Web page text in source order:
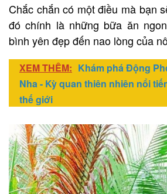
Chắc chắn có một điều mà bạn
đó chính là những bữa ăn
bình yên đẹp đến nao lòng của
XEM THÊM: Khám phá Động
Nha - Kỳ quan thiên nhiên nổi
thế giới